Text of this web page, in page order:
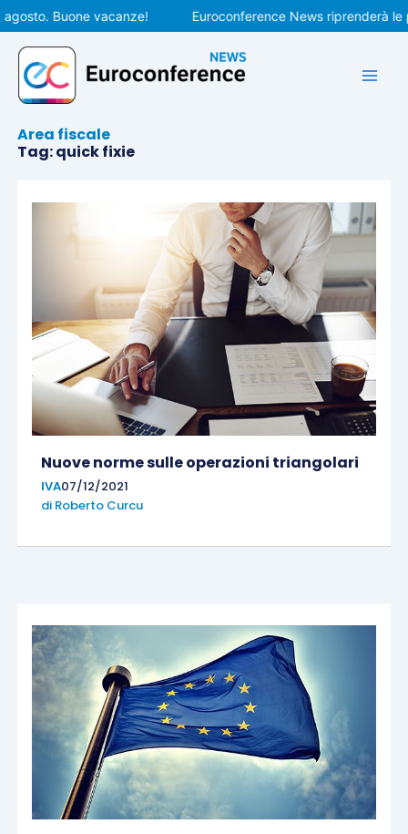
Vai
al
contenuto
Buone vacanze! Euroconference News riprenderà le
Area fiscale
Tag: quick fixie
Nuove norme sulle operazioni triangolari
IVA07/12/2021
di Roberto Curcu